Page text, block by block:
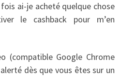
ai-je acheté quelque chose
le cashback pour m’en
(compatible Google Chrome
dès que vous êtes sur un